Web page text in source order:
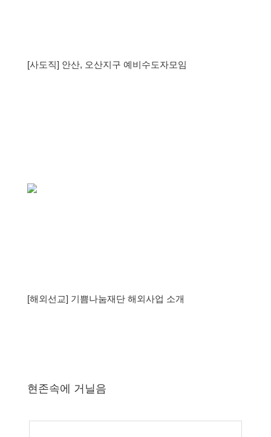
[사도직] 안산, 오산지구 예비수도자모임
[해외선교] 기쁨나눔재단 해외사업 소개
현존속에 거닐음